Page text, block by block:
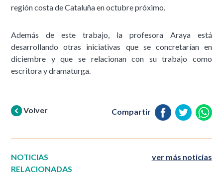
región costa de Cataluña en octubre próximo.
Además de este trabajo, la profesora Araya está
desarrollando otras iniciativas que se concretarían en
diciembre y que se relacionan con su trabajo como
escritora y dramaturga.
Volver Compartir
NOTICIAS
RELACIONADAS
ver más noticias